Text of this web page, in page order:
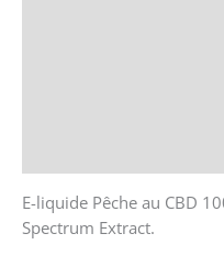
E-liquide Pêche au CBD
Spectrum Extract.